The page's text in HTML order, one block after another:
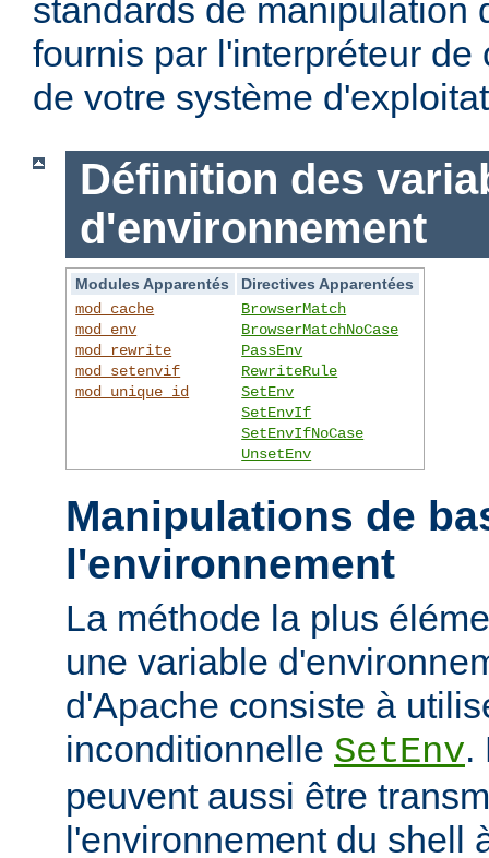
standards de manipulation
fournis par l'interpréteur de
de votre système
Définition des
d'environnement
Modules Apparentés
Directives Apparentées
mod_cache
mod_env
mod_rewrite
mod_setenvif
mod_unique_id
BrowserMatch
BrowserMatchNoCase
PassEnv
RewriteRule
SetEnv
SetEnvIf
SetEnvIfNoCase
UnsetEnv
Manipulations de
l'environnement
La méthode la plus
une variable
d'Apache consiste à
inconditionnelle SetEnv.
peuvent aussi être
l'environnement du shell